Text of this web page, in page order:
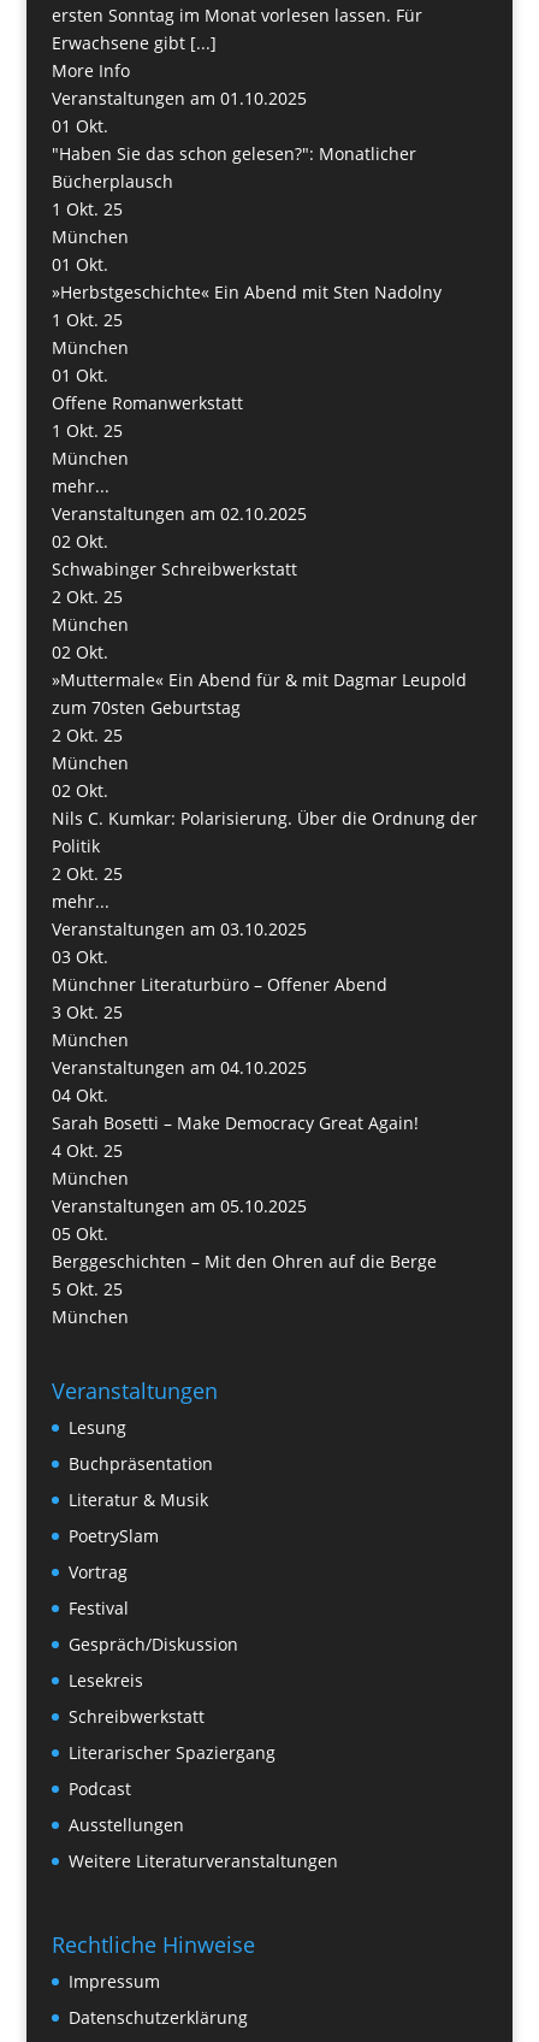
ersten Sonntag im Monat vorlesen lassen. Für
Erwachsene gibt [...]
More Info
Veranstaltungen am 01.10.2025
01 Okt.
"Haben Sie das schon gelesen?": Monatlicher
Bücherplausch
1 Okt. 25
München
01 Okt.
»Herbstgeschichte« Ein Abend mit Sten Nadolny
1 Okt. 25
München
01 Okt.
Offene Romanwerkstatt
1 Okt. 25
München
mehr...
Veranstaltungen am 02.10.2025
02 Okt.
Schwabinger Schreibwerkstatt
2 Okt. 25
München
02 Okt.
»Muttermale« Ein Abend für & mit Dagmar Leupold
zum 70sten Geburtstag
2 Okt. 25
München
02 Okt.
Nils C. Kumkar: Polarisierung. Über die Ordnung der
Politik
2 Okt. 25
mehr...
Veranstaltungen am 03.10.2025
03 Okt.
Münchner Literaturbüro – Offener Abend
3 Okt. 25
München
Veranstaltungen am 04.10.2025
04 Okt.
Sarah Bosetti – Make Democracy Great Again!
4 Okt. 25
München
Veranstaltungen am 05.10.2025
05 Okt.
Berggeschichten – Mit den Ohren auf die Berge
5 Okt. 25
München
Veranstaltungen
Lesung
Buchpräsentation
Literatur & Musik
PoetrySlam
Vortrag
Festival
Gespräch/Diskussion
Lesekreis
Schreibwerkstatt
Literarischer Spaziergang
Podcast
Ausstellungen
Weitere Literaturveranstaltungen
Rechtliche Hinweise
Impressum
Datenschutzerklärung